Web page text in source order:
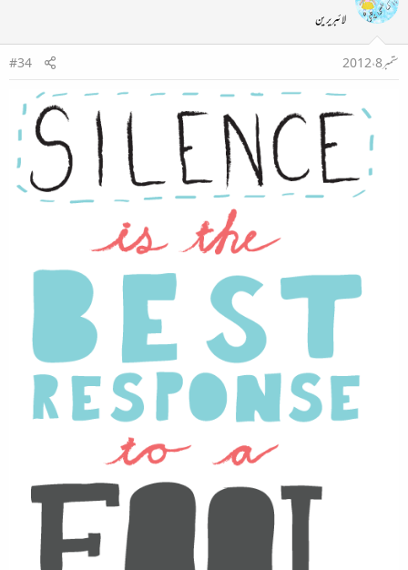
لائبریرین
ستمبر 8، 2012
#34